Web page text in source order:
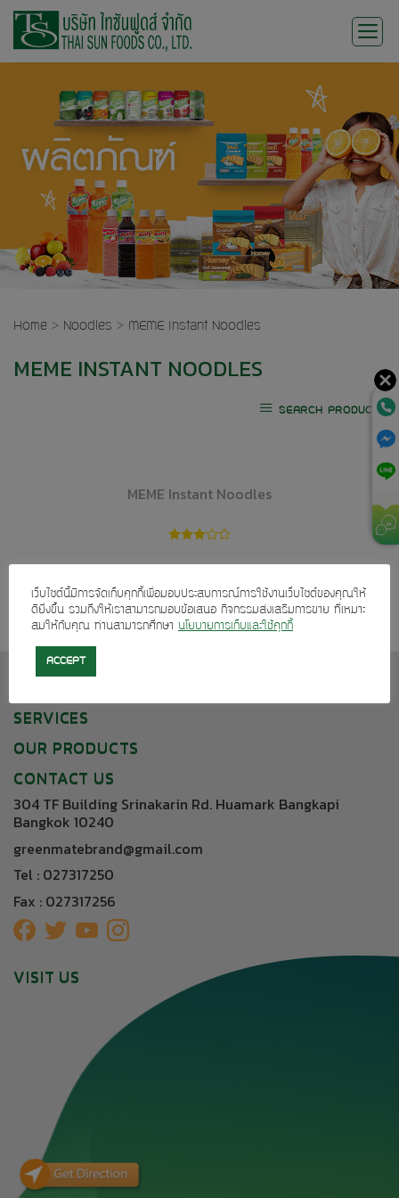
Skip
Home > Noodles > MEME Instant Noodles
MEME INSTANT NOODLES
SEARCH PRODUCTS
MEME Instant Noodles
SERVICES
OUR PRODUCTS
CONTACT US
304 TF Building Srinakarin Rd. Huamark Bangkapi
Bangkok 10240
greenmatebrand@gmail.com
Tel : 027317250
Fax : 027317256
VISIT US
เว็บไซต์นี้มีการจัดเก็บคุกกี้เพื่อมอบประสบการณ์การใช้งานเว็บไซต์ของคุณให้
ดียิ่งขึ้น รวมถึงให้เราสามารถมอบข้อเสนอ กิจกรรมส่งเสริมการขาย ที่เหมาะ
สมให้กับคุณ ท่านสามารถศึกษา นโยบายการเก็บและใช้คุกกี้
ACCEPT